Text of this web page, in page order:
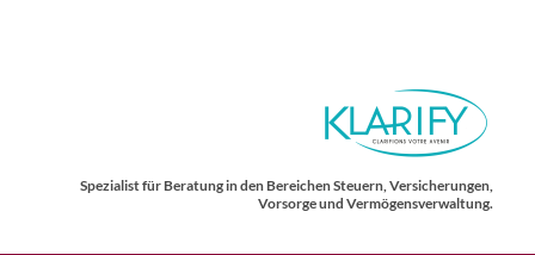
Spezialist für Beratung in den Bereichen Steuern, Versicherungen,
Vorsorge und Vermögensverwaltung.